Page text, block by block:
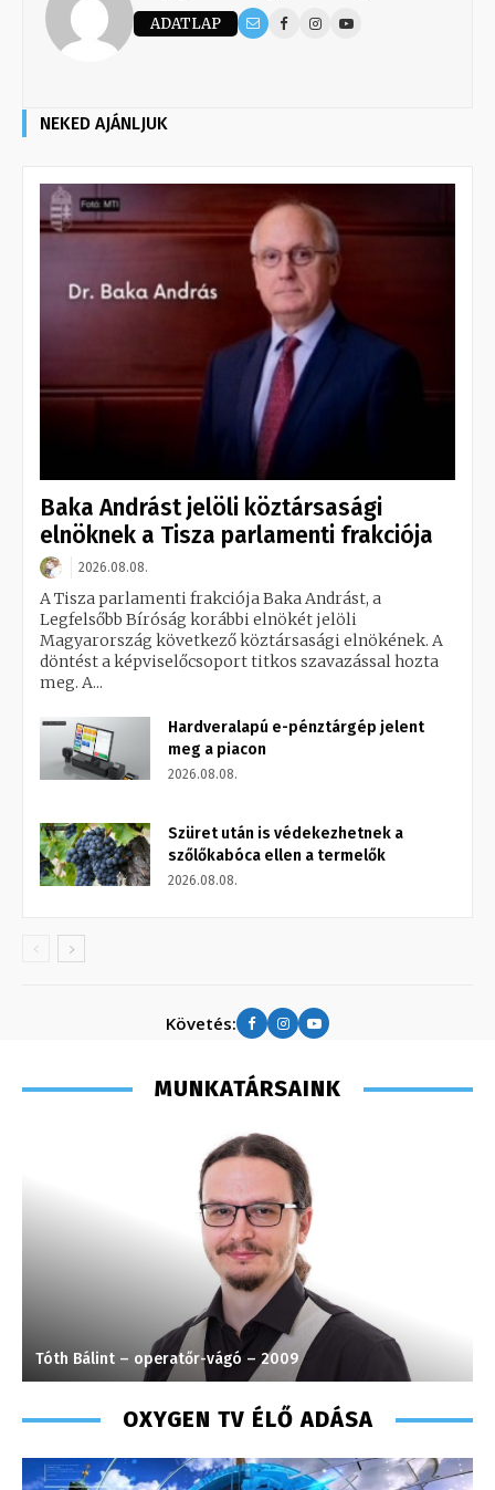
ADATLAP
NEKED AJÁNLJUK
Baka Andrást jelöli köztársasági
elnöknek a Tisza parlamenti frakciója
2026.08.08.
A Tisza parlamenti frakciója Baka Andrást, a
Legfelsőbb Bíróság korábbi elnökét jelöli
Magyarország következő köztársasági elnökének. A
döntést a képviselőcsoport titkos szavazással hozta
meg. A...
Hardveralapú e-pénztárgép jelent
meg a piacon
2026.08.08.
Szüret után is védekezhetnek a
szőlőkabóca ellen a termelők
2026.08.08.
Követés:
MUNKATÁRSAINK
Tóth Bálint – operatőr-vágó – 2009
OXYGEN TV ÉLŐ ADÁSA